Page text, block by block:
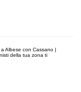
Albese con Cassano |
della tua zona ti